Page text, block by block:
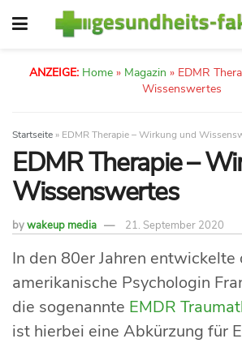
ANZEIGE: Home» Magazin » EDMR
Wissenswertes
Startseite » EDMR Therapie – Wirkung und
EDMR Therapie –
Wissenswertes
bywakeup media 21. September 2020
In den 80er Jahren entwickelte
amerikanische Psychologin
die sogenannte EMDR
ist hierbei eine Abkürzung für